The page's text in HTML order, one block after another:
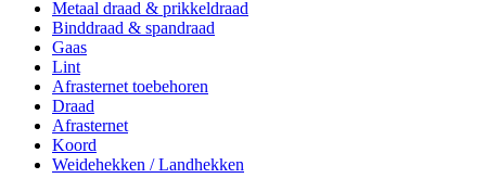
Metaal draad & prikkeldraad
Binddraad & spandraad
Gaas
Lint
Afrasternet toebehoren
Draad
Afrasternet
Koord
Weidehekken / Landhekken